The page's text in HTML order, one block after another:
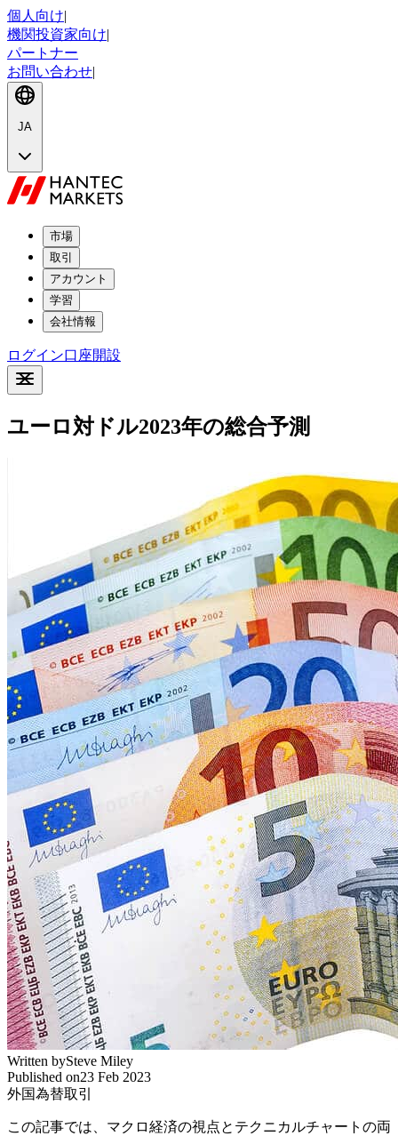
個人向け|
機関投資家向け|
パートナー
お問い合わせ|
JA
市場
取引
アカウント
学習
会社情報
ログイン口座開設
ユーロ対ドル2023年の総合予測
Written bySteve Miley
Published on23 Feb 2023
外国為替取引
この記事では、マクロ経済の視点とテクニカルチャートの両